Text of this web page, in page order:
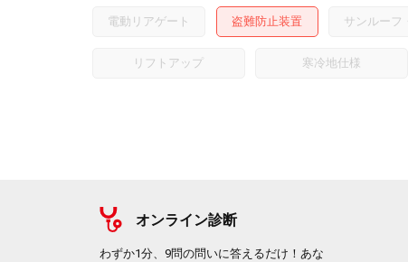
電動リアゲート 盗難防止装置 サンルーフ
リフトアップ 寒冷地仕様
オンライン診断
わずか1分、9問の問いに答えるだけ！あな